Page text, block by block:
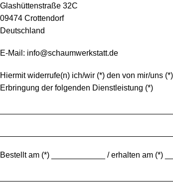
Glashüttenstraße 32C
09474 Crottendorf
Deutschland
E-Mail: info@schaumwerkstatt.de
Hiermit widerrufe(n) ich/wir (*) den von mir/uns
Erbringung der folgenden Dienstleistung (*)
Bestellt am (*) ____________ / erhalten am (*)